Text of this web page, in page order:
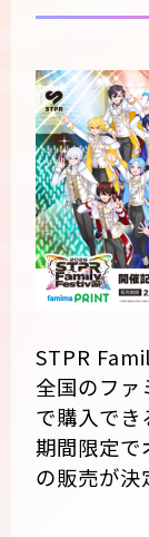
STPR
全国のファ
で購入でき
期間限定で
の販売が決